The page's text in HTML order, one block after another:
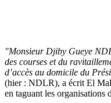
"Monsieur Djiby Gueye
des courses et du
d’accès au domicile du
(hier : NDLR), a écrit El
en taguant les organisations